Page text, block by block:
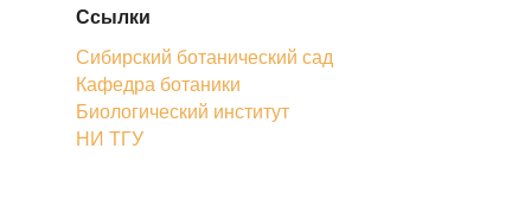
Ссылки
Сибирский ботанический сад
Кафедра ботаники
Биологический институт
НИ ТГУ